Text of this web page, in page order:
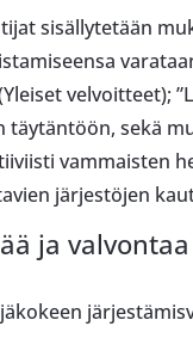
sisällytetään
velvoitteet);
sekä
vammaisten
järjestöjen
ja